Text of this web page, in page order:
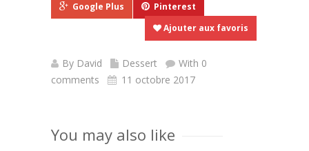
Google Plus
Pinterest
Ajouter aux favoris
By David Dessert
With 0
comments
11 octobre 2017
You may also like